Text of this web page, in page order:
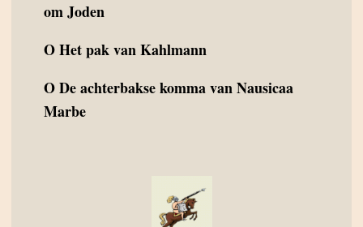
om Joden
OHet pak van Kahlmann
ODe achterbakse komma van Nausicaa
Marbe